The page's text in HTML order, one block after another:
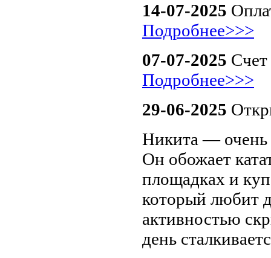
14-07-2025
Подробнее>>>
07-07-2025
Подробнее>>>
29-06-2025
Никита — очень
Он обожает
площадках и
который любит
активностью
день